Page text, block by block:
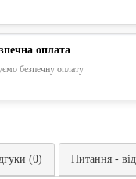
оплата
безпечну оплату
(0) Питання -